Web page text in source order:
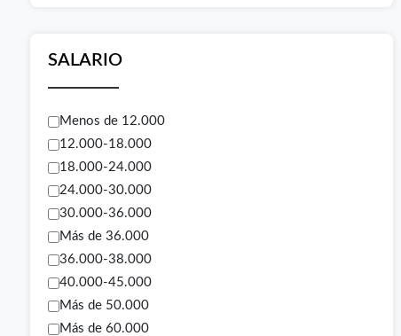
SALARIO
Menos de 12.000
12.000-18.000
18.000-24.000
24.000-30.000
30.000-36.000
Más de 36.000
36.000-38.000
40.000-45.000
Más de 50.000
Más de 60.000